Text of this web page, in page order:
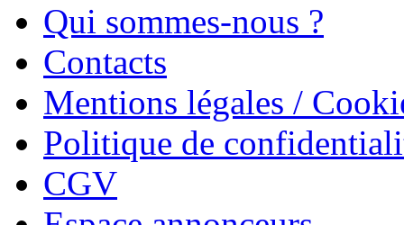
Qui sommes-nous ?
Contacts
Mentions légales /
Politique de
CGV